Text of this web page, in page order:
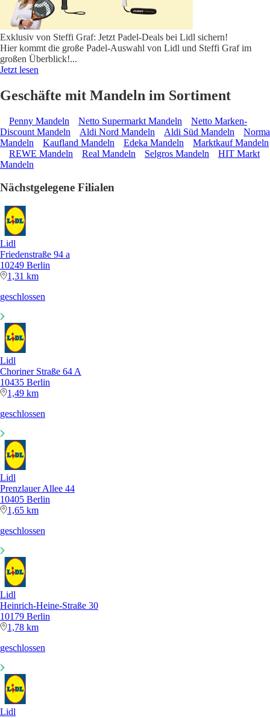
Exklusiv von Steffi Graf: Jetzt Padel-Deals bei Lidl sichern!
Hier kommt die große Padel-Auswahl von Lidl und Steffi Graf im
großen Überblick!...
Jetzt lesen
Geschäfte mit Mandeln im Sortiment
Penny Mandeln Netto Supermarkt Mandeln
Netto Marken-
Discount Mandeln
Aldi Nord Mandeln Aldi Süd Mandeln
Norma
Mandeln
Kaufland Mandeln Edeka Mandeln
Marktkauf Mandeln
REWE Mandeln
Real Mandeln Selgros Mandeln
HIT Markt
Mandeln
Nächstgelegene Filialen
Lidl
Friedenstraße 94 a
10249 Berlin
1,31 km
geschlossen
Lidl
Choriner Straße 64 A
10435 Berlin
1,49 km
geschlossen
Lidl
Prenzlauer Allee 44
10405 Berlin
1,65 km
geschlossen
Lidl
Heinrich-Heine-Straße 30
10179 Berlin
1,78 km
geschlossen
Lidl